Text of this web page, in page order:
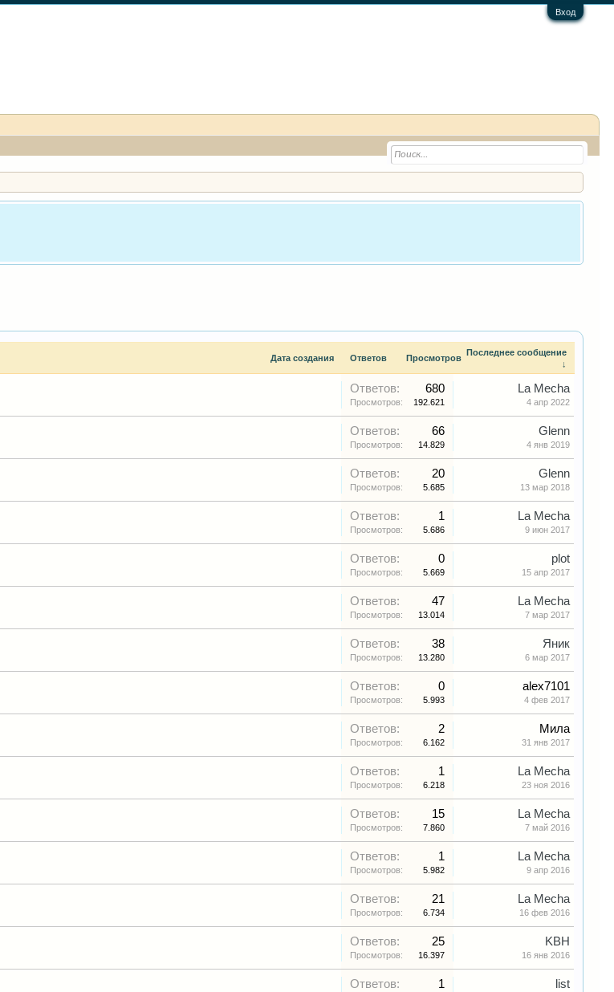
Вход
Дата создания Ответов Просмотров
Последнее сообщение
↓
Ответов: 680
Просмотров: 192.621
La Mecha
4 апр 2022
Ответов: 66
Просмотров: 14.829
Glenn
4 янв 2019
Ответов: 20
Просмотров: 5.685
Glenn
13 мар 2018
Ответов: 1
Просмотров: 5.686
La Mecha
9 июн 2017
Ответов: 0
Просмотров: 5.669
plot
15 апр 2017
Ответов: 47
Просмотров: 13.014
La Mecha
7 мар 2017
Ответов: 38
Просмотров: 13.280
Яник
6 мар 2017
Ответов: 0
Просмотров: 5.993
alex7101
4 фев 2017
Ответов: 2
Просмотров: 6.162
Мила
31 янв 2017
Ответов: 1
Просмотров: 6.218
La Mecha
23 ноя 2016
Ответов: 15
Просмотров: 7.860
La Mecha
7 май 2016
Ответов: 1
Просмотров: 5.982
La Mecha
9 апр 2016
Ответов: 21
Просмотров: 6.734
La Mecha
16 фев 2016
Ответов: 25
Просмотров: 16.397
KBH
16 янв 2016
Ответов: 1 list